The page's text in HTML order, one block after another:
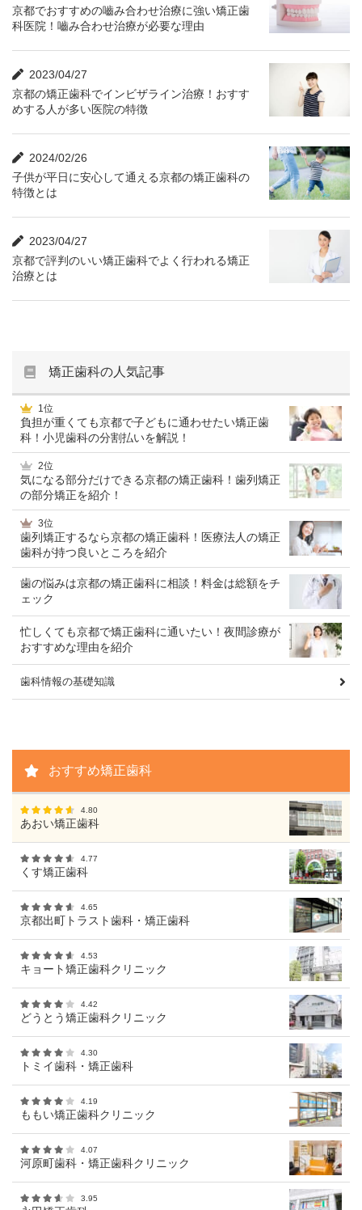
京都でおすすめの嚙み合わせ治療に強い矯正歯
科医院！嚙み合わせ治療が必要な理由
2023/04/27
京都の矯正歯科でインビザライン治療！おすす
めする人が多い医院の特徴
2024/02/26
子供が平日に安心して通える京都の矯正歯科の
特徴とは
2023/04/27
京都で評判のいい矯正歯科でよく行われる矯正
治療とは
矯正歯科の人気記事
1位
負担が重くても京都で子どもに通わせたい矯正歯
科！小児歯科の分割払いを解説！
2位
気になる部分だけできる京都の矯正歯科！歯列矯正
の部分矯正を紹介！
3位
歯列矯正するなら京都の矯正歯科！医療法人の矯正
歯科が持つ良いところを紹介
歯の悩みは京都の矯正歯科に相談！料金は総額をチ
ェック
忙しくても京都で矯正歯科に通いたい！夜間診療が
おすすめな理由を紹介
歯科情報の基礎知識
おすすめ矯正歯科
4.80
あおい矯正歯科
4.77
くす矯正歯科
4.65
京都出町トラスト歯科・矯正歯科
4.53
キョート矯正歯科クリニック
4.42
どうとう矯正歯科クリニック
4.30
トミイ歯科・矯正歯科
4.19
ももい矯正歯科クリニック
4.07
河原町歯科・矯正歯科クリニック
3.95